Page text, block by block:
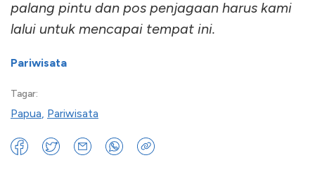
palang pintu dan pos penjagaan harus kami
lalui untuk mencapai tempat ini.
Pariwisata
Tagar:
Papua, Pariwisata